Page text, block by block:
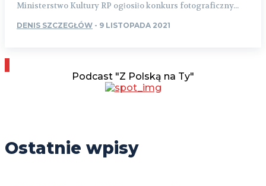
Ministerstwo Kultury RP ogłosiło konkurs fotograficzny...
DENIS SZCZEGŁÓW - 9 LISTOPADA 2021
Podcast "Z Polską na Ty"
Ostatnie wpisy